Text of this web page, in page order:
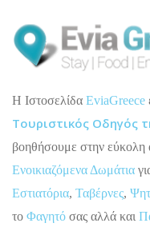
H Ιστοσελίδα EviaGreece
Τουριστικός Οδηγός
βοηθήσουμε στην εύκολη
Ενοικιαζόμενα Δωμάτια
Εστιατόρια, Ταβέρνες,
το Φαγητό σας αλλά και